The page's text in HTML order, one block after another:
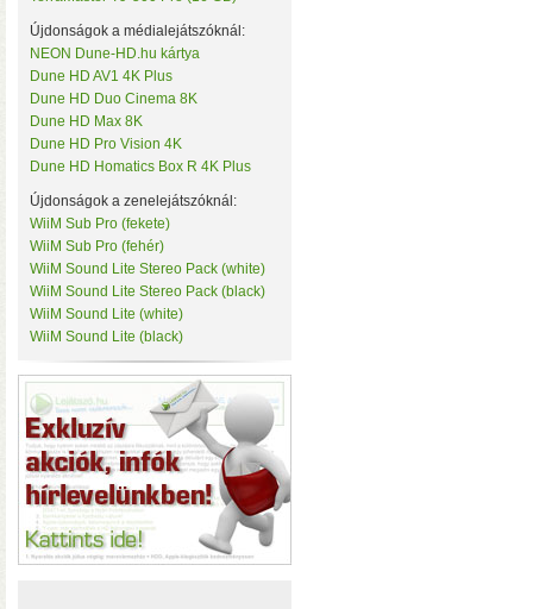
Synology
Targus
Távvezérlés.hu
Tenda
TerraMaster
ThirdReality
TKB Home
Twelve South
Ubiquiti
UPS Power
Vision Security
WD
WiiM
Y-Cam
Z-Wave.Me
Zipato
Újdonságok a médialejátszóknál:
NEON Dune-HD.hu kártya
Dune HD AV1 4K Plus
Dune HD Duo Cinema 8K
Dune HD Max 8K
Dune HD Pro Vision 4K
Dune HD Homatics Box R 4K Plus
Újdonságok a zenelejátszóknál:
WiiM Sub Pro (fekete)
WiiM Sub Pro (fehér)
WiiM Sound Lite Stereo Pack (white)
WiiM Sound Lite Stereo Pack (black)
WiiM Sound Lite (white)
WiiM Sound Lite (black)